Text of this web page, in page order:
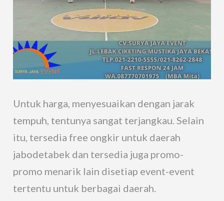
Untuk harga, menyesuaikan dengan jarak
tempuh, tentunya sangat terjangkau. Selain
itu, tersedia free ongkir untuk daerah
jabodetabek dan tersedia juga promo-
promo menarik lain disetiap event-event
tertentu untuk berbagai daerah.